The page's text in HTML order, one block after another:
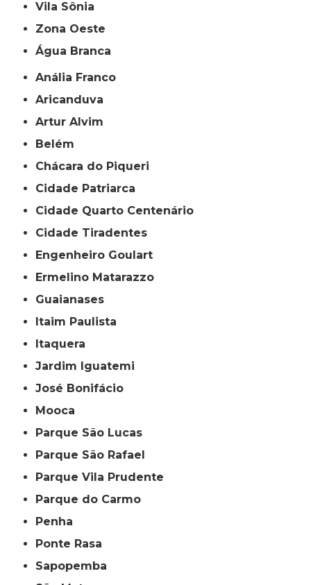
Vila Sônia
Zona Oeste
Água Branca
Anália Franco
Aricanduva
Artur Alvim
Belém
Chácara do Piqueri
Cidade Patriarca
Cidade Quarto Centenário
Cidade Tiradentes
Engenheiro Goulart
Ermelino Matarazzo
Guaianases
Itaim Paulista
Itaquera
Jardim Iguatemi
José Bonifácio
Mooca
Parque São Lucas
Parque São Rafael
Parque Vila Prudente
Parque do Carmo
Penha
Ponte Rasa
Sapopemba